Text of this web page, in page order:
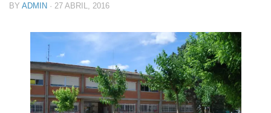
BY ADMIN · 27 ABRIL, 2016